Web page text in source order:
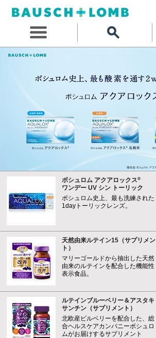
ボシュロム アクアロックス®
ワンデー UV シン トーリック
ボシュロム史上、最も洗練された
1dayトーリックレンズ。
天然由来ルテイン15（サプリメン
ト）
マリーゴールドから抽出した天然
由来のルテインを配合した機能性
表示食品。
ルテインブルーベリー＆アスタキ
サンチン（サプリメント）
北欧産ビルベリーを配合した、総
合ヘルスケアカンパニーボシュロ
ムがお届けするサプリメント